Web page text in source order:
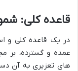
قاعده کلی:
در یک قاعده کلی و
عمده و گسترده، بر
های تعزیری به آن